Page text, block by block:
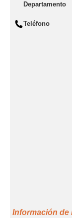
Departamento
Teléfono
Información de